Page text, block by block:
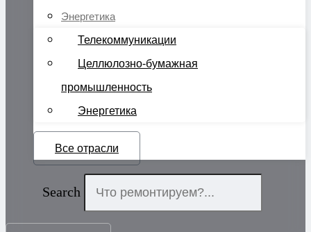
Энергетика
Телекоммуникации
Целлюлозно-бумажная
промышленность
Энергетика
Все отрасли
Search